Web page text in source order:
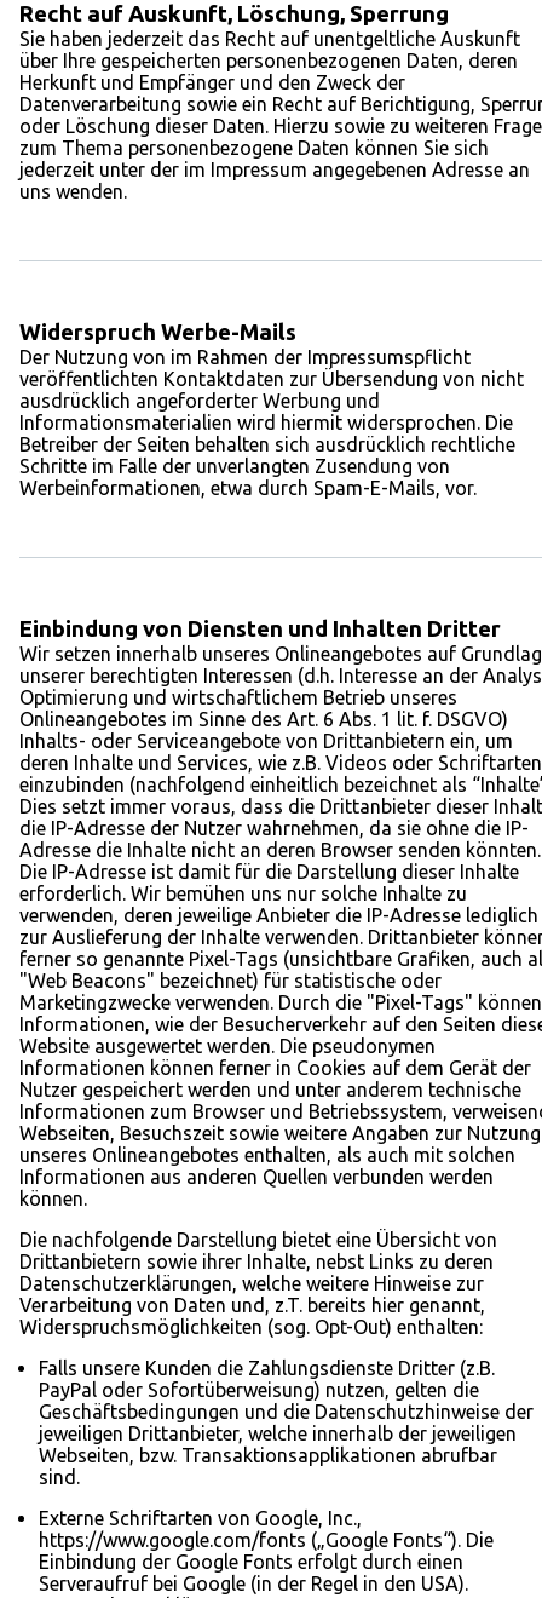
Recht auf Auskunft, Löschung, Sperrung
Sie haben jederzeit das Recht auf unentgeltliche Auskunft
über Ihre gespeicherten personenbezogenen Daten, deren
Herkunft und Empfänger und den Zweck der
Datenverarbeitung sowie ein Recht auf Berichtigung,
oder Löschung dieser Daten. Hierzu sowie zu weiteren
zum Thema personenbezogene Daten können Sie sich
jederzeit unter der im Impressum angegebenen Adresse an
uns wenden.
Widerspruch Werbe-Mails
Der Nutzung von im Rahmen der Impressumspflicht
veröffentlichten Kontaktdaten zur Übersendung von nicht
ausdrücklich angeforderter Werbung und
Informationsmaterialien wird hiermit widersprochen. Die
Betreiber der Seiten behalten sich ausdrücklich rechtliche
Schritte im Falle der unverlangten Zusendung von
Werbeinformationen, etwa durch Spam-E-Mails, vor.
Einbindung von Diensten und Inhalten Dritter
Wir setzen innerhalb unseres Onlineangebotes auf
unserer berechtigten Interessen (d.h. Interesse an der
Optimierung und wirtschaftlichem Betrieb unseres
Onlineangebotes im Sinne des Art. 6 Abs. 1 lit. f. DSGVO)
Inhalts- oder Serviceangebote von Drittanbietern ein, um
deren Inhalte und Services, wie z.B. Videos oder Schriftarten
einzubinden (nachfolgend einheitlich bezeichnet als
Dies setzt immer voraus, dass die Drittanbieter dieser
die IP-Adresse der Nutzer wahrnehmen, da sie ohne die IP-
Adresse die Inhalte nicht an deren Browser senden könnten.
Die IP-Adresse ist damit für die Darstellung dieser Inhalte
erforderlich. Wir bemühen uns nur solche Inhalte zu
verwenden, deren jeweilige Anbieter die IP-Adresse lediglich
zur Auslieferung der Inhalte verwenden. Drittanbieter
ferner so genannte Pixel-Tags (unsichtbare Grafiken, auch
"Web Beacons" bezeichnet) für statistische oder
Marketingzwecke verwenden. Durch die "Pixel-Tags" können
Informationen, wie der Besucherverkehr auf den Seiten
Website ausgewertet werden. Die pseudonymen
Informationen können ferner in Cookies auf dem Gerät der
Nutzer gespeichert werden und unter anderem technische
Informationen zum Browser und Betriebssystem,
Webseiten, Besuchszeit sowie weitere Angaben zur Nutzung
unseres Onlineangebotes enthalten, als auch mit solchen
Informationen aus anderen Quellen verbunden werden
können.
Die nachfolgende Darstellung bietet eine Übersicht von
Drittanbietern sowie ihrer Inhalte, nebst Links zu deren
Datenschutzerklärungen, welche weitere Hinweise zur
Verarbeitung von Daten und, z.T. bereits hier genannt,
Widerspruchsmöglichkeiten (sog. Opt-Out) enthalten:
Falls unsere Kunden die Zahlungsdienste Dritter (z.B.
PayPal oder Sofortüberweisung) nutzen, gelten die
Geschäftsbedingungen und die Datenschutzhinweise der
jeweiligen Drittanbieter, welche innerhalb der jeweiligen
Webseiten, bzw. Transaktionsapplikationen abrufbar
sind.
Externe Schriftarten von Google, Inc.,
https://www.google.com/fonts („Google Fonts“). Die
Einbindung der Google Fonts erfolgt durch einen
Serveraufruf bei Google (in der Regel in den USA).